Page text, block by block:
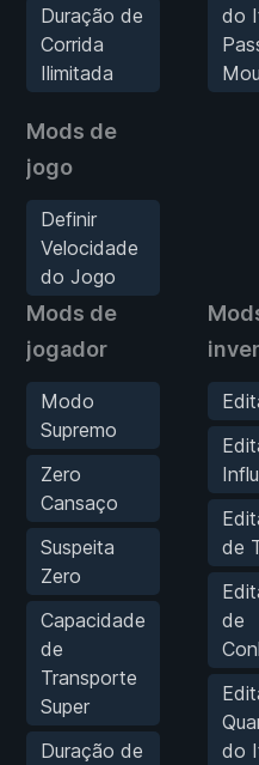
Duração de
Corrida
Ilimitada
Mods de
jogo
Definir
Velocidade
do Jogo
do
Mods de
jogador
Modo
Supremo
Zero
Cansaço
Suspeita
Zero
Capacidade
de
Transporte
Super
Duração de
de
de
do